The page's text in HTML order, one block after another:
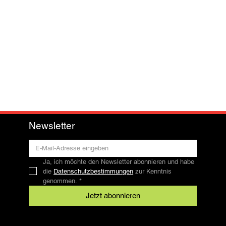
Newsletter
Ja, ich möchte den Newsletter abonnieren und habe
die Datenschutzbestimmungen zur Kenntnis
genommen. *
Jetzt abonnieren